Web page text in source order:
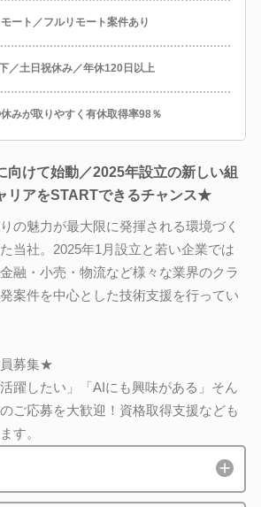
ート／フルリモート案件あり
／土日祝休み／年休120日以上
みが取りやすく有休取得率98％
向けて始動／2025年設立の新しい組
リアをSTARTできるチャンス★
の魅力が最大限に発揮される環境づく
当社。2025年1月設立と若い企業では
融・小売・物流など様々な業界のクラ
案件を中心とした技術支援を行ってい
募集★
躍したい」「AIにも興味がある」そん
ご応募を大歓迎！資格取得支援なども
す。